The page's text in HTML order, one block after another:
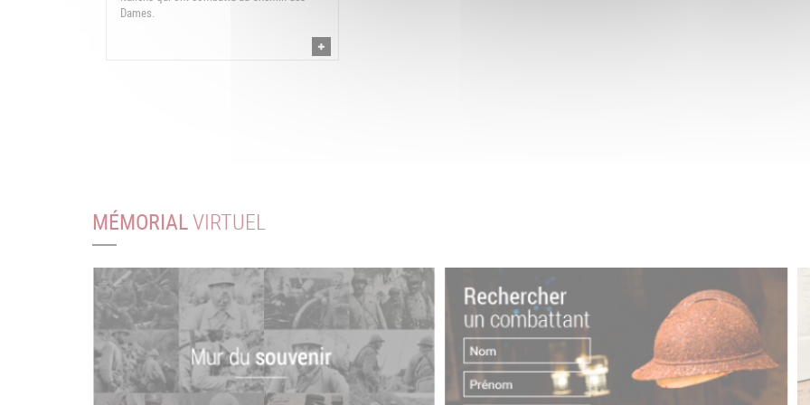
Dames.
MÉMORIALVIRTUEL